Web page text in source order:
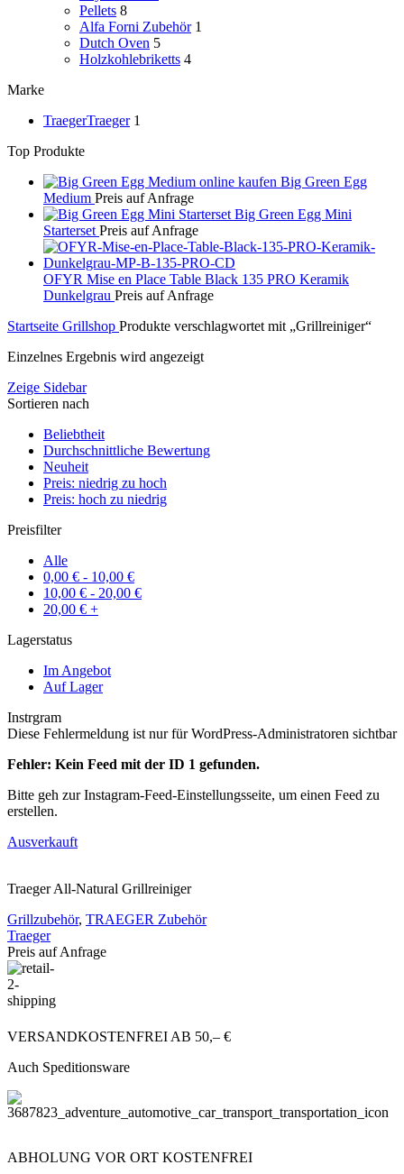
Pellets 8
Alfa Forni Zubehör 1
Dutch Oven 5
Holzkohlebriketts 4
Marke
TraegerTraeger 1
Top Produkte
Big Green Egg
Medium Preis auf Anfrage
Big Green Egg Mini
Starterset Preis auf Anfrage
OFYR Mise en Place Table Black 135 PRO Keramik
Dunkelgrau Preis auf Anfrage
Startseite Grillshop Produkte verschlagwortet mit „Grillreiniger“
Einzelnes Ergebnis wird angezeigt
Zeige Sidebar
Sortieren nach
Beliebtheit
Durchschnittliche Bewertung
Neuheit
Preis: niedrig zu hoch
Preis: hoch zu niedrig
Preisfilter
Alle
0,00 € - 10,00 €
10,00 € - 20,00 €
20,00 € +
Lagerstatus
Im Angebot
Auf Lager
Instrgram
Diese Fehlermeldung ist nur für WordPress-Administratoren sichtbar
Fehler: Kein Feed mit der ID 1 gefunden.
Bitte geh zur Instagram-Feed-Einstellungsseite, um einen Feed zu
erstellen.
Ausverkauft
Traeger All-Natural Grillreiniger
Grillzubehör, TRAEGER Zubehör
Traeger
Preis auf Anfrage
VERSANDKOSTENFREI AB 50,– €
Auch Speditionsware
ABHOLUNG VOR ORT KOSTENFREI